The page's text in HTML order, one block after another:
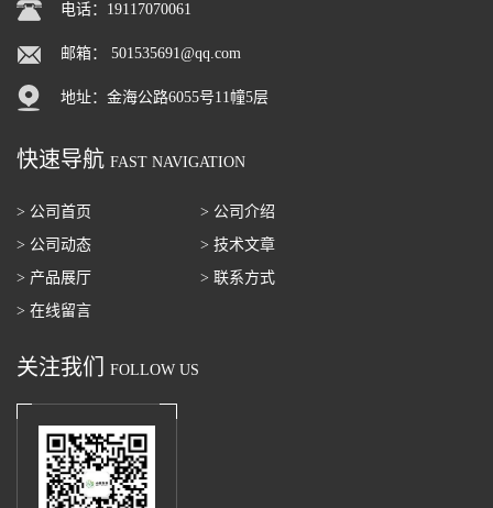
电话：19117070061
邮箱： 501535691@qq.com
地址：金海公路6055号11幢5层
快速导航 FAST NAVIGATION
> 公司首页
> 公司介绍
> 公司动态
> 技术文章
> 产品展厅
> 联系方式
> 在线留言
关注我们 FOLLOW US